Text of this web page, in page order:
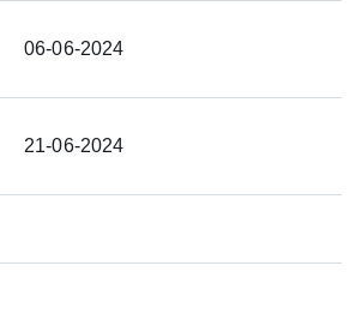
06-06-2024
21-06-2024